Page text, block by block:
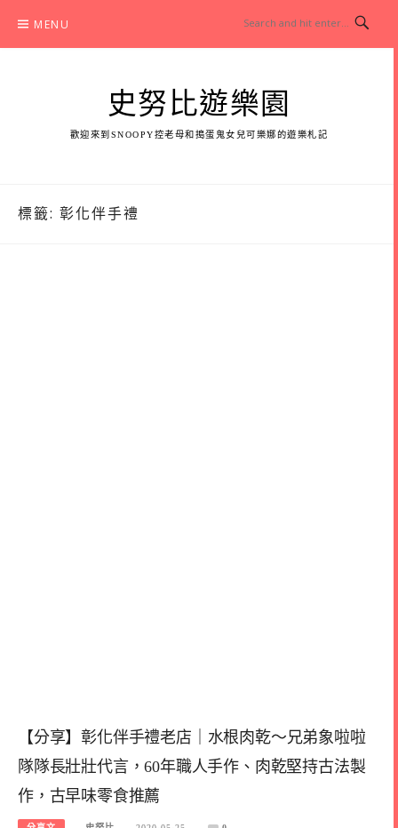
content
MENU
史努比遊樂園
歡迎來到SNOOPY控老母和搗蛋鬼女兒可樂娜的遊樂札記
標籤: 彰化伴手禮
【分享】彰化伴手禮老店｜水根肉乾～兄弟象啦啦
隊隊長壯壯代言，60年職人手作、肉乾堅持古法製
作，古早味零食推薦